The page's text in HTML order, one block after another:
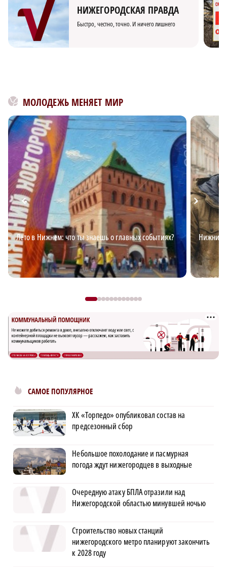
НИЖЕГОРОДСКАЯ ПРАВДА
Быстро, честно, точно. И ничего лишнего
МОЛОДЕЖЬ МЕНЯЕТ МИР
Лето в Нижнем: что ты знаешь о главных событиях? Нижний
САМОЕ ПОПУЛЯРНОЕ
ХК «Торпедо» опубликовал состав на
предсезонный сбор
Небольшое похолодание и пасмурная
погода ждут нижегородцев в выходные
Очередную атаку БПЛА отразили над
Нижегородской областью минувшей ночью
Строительство новых станций
нижегородского метро планируют закончить
к 2028 году